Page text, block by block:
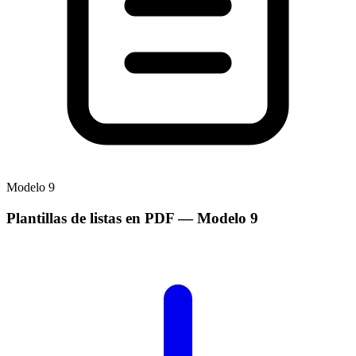
Modelo 9
Plantillas de listas en PDF— Modelo 9